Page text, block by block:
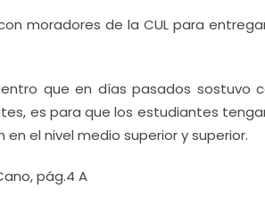
moradores de la CUL para
que en días pasados sostuvo
es para que los estudiantes
el nivel medio superior y superior.
pág.4 A